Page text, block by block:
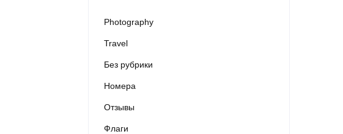
Photography
Travel
Без рубрики
Номера
Отзывы
Флаги